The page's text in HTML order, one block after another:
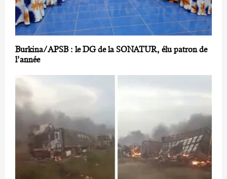
Burkina/APSB : le DG de la SONATUR, élu patron de
l’année